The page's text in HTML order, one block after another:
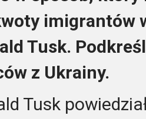
imigrantów
Tusk.
z Ukrainy.
Tusk